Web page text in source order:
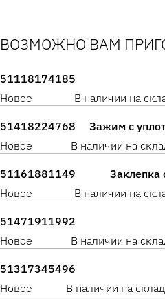
ВОЗМОЖНО ВАМ
51118174185
Новое
В наличии на
51418224768
Зажим с
Новое
В наличии на
51161881149
Заклепка
Новое
В наличии на
51471911992
Новое
В наличии на
51317345496
Новое
В наличии на